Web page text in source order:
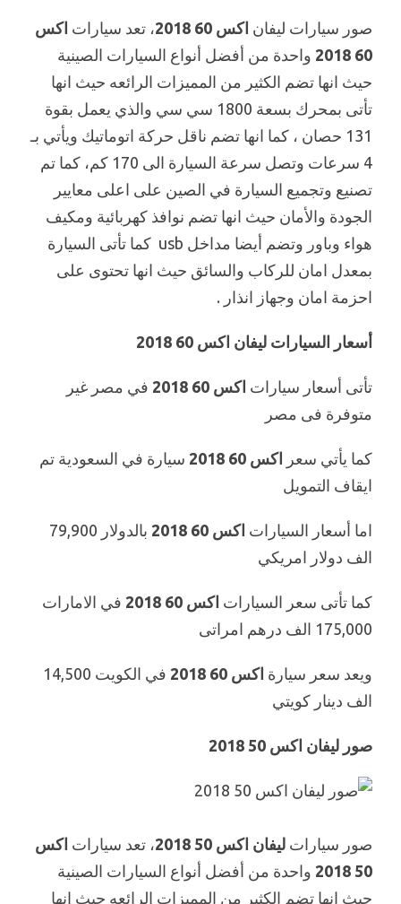
صور سيارات ليفان اكس 60 2018 ، تعد سيارات اكس
60 2018
واحدة من أفضل أنواع السيارات الصينية
حيث انها تضم الكثير من المميزات الرائعه حيث انها
تأتى بمحرك بسعة 1800 سي سي والذي يعمل بقوة
131 حصان ، كما انها تضم ناقل حركة اتوماتيك ويأتي بـ
4 سرعات وتصل سرعة السيارة الى 170 كم، كما تم
تصنيع وتجميع السيارة في الصين على اعلى معايير
الجودة والأمان حيث انها تضم نوافذ كهربائية ومكيف
هواء وباور وتضم أيضا مداخل usb كما تأتى السيارة
بمعدل امان للركاب والسائق حيث انها تحتوى على
احزمة امان وجهاز انذار .
أسعار السيارات ليفان اكس 60 2018
تأتى أسعار سيارات اكس 60 2018
في مصر غير
متوفرة فى مصر
كما يأتي سعر اكس 60 2018
سيارة في السعودية تم
ايقاف التمويل
اما أسعار السيارات اكس 60 2018
بالدولار 79,900
الف دولار امريكي
كما تأتى سعر السيارات اكس 60 2018
في الامارات
175,000 الف درهم امراتى
ويعد سعر سيارة اكس 60 2018
في الكويت 14,500
الف دينار كويتي
صور ليفان اكس 50 2018
صور سيارات ليفان اكس 50 2018 ، تعد سيارات اكس
50 2018
واحدة من أفضل أنواع السيارات الصينية
حيث انها تضم الكثير من المميزات الرائعه حيث انها